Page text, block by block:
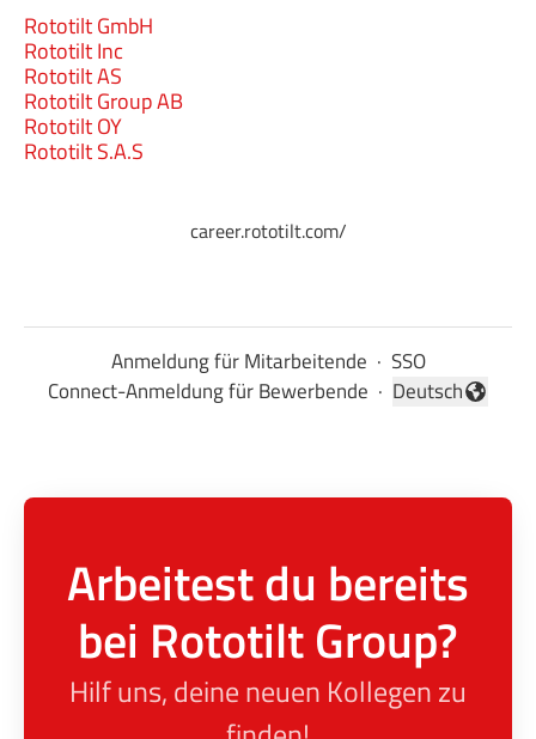
Rototilt GmbH
Rototilt Inc
Rototilt AS
Rototilt Group AB
Rototilt OY
Rototilt S.A.S
career.rototilt.com/
Anmeldung für Mitarbeitende · SSO
Connect-Anmeldung für Bewerbende · Sprache ändern
Deutsch
Arbeitest du bereits
bei Rototilt Group?
Hilf uns, deine neuen Kollegen zu